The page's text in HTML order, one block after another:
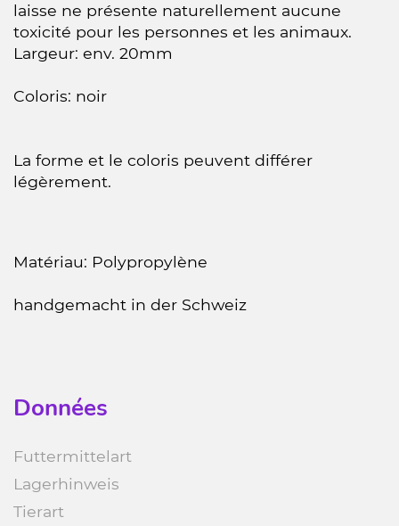
laisse ne présente naturellement aucune
toxicité pour les personnes et les animaux.
Largeur: env. 20mm
Coloris: noir
La forme et le coloris peuvent différer
légèrement.
Matériau: Polypropylène
handgemacht in der Schweiz
Données
Futtermittelart
Lagerhinweis
Tierart